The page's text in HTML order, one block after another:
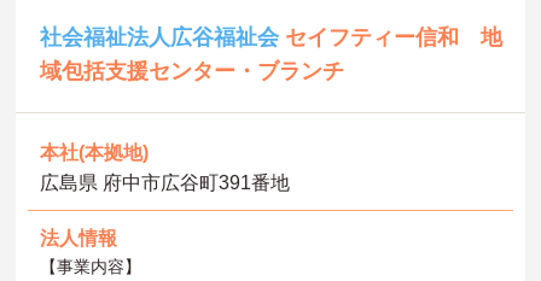
社会福祉法人広谷福祉会 セイフティー信和 地
域包括支援センター・ブランチ
本社(本拠地)
広島県 府中市広谷町391番地
法人情報
【事業内容】